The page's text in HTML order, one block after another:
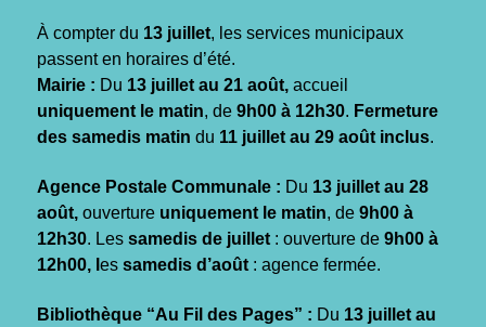
À compter du 13 juillet, les services municipaux
passent en horaires d’été.
Mairie : Du 13 juillet au 21 août, accueil
uniquement le matin, de 9h00 à 12h30. Fermeture
des samedis matin du 11 juillet au 29 août inclus.
Agence Postale Communale : Du 13 juillet au 28
août, ouverture uniquement le matin, de 9h00 à
12h30. Les samedis de juillet : ouverture de 9h00 à
12h00, l es samedis d’août : agence fermée.
Bibliothèque “Au Fil des Pages” : Du 13 juillet au